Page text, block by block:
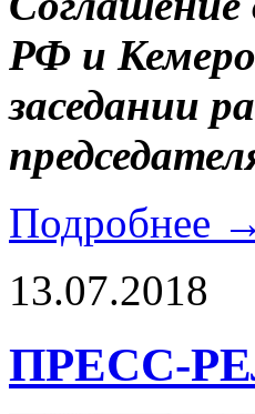
РФ и
заседании
Подробнее →
13.07.2018
ПРЕСС-